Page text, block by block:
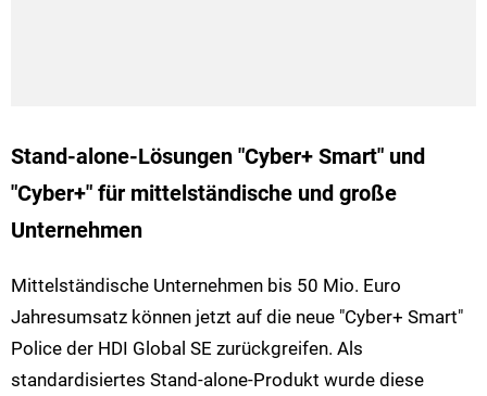
Stand-alone-Lösungen "Cyber+ Smart" und
"Cyber+" für mittelständische und große
Unternehmen
Mittelständische Unternehmen bis 50 Mio. Euro
Jahresumsatz können jetzt auf die neue "Cyber+ Smart"
Police der HDI Global SE zurückgreifen. Als
standardisiertes Stand-alone-Produkt wurde diese